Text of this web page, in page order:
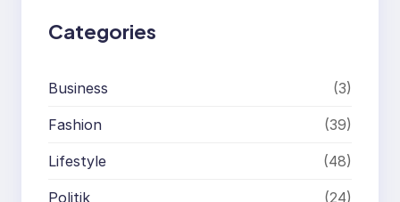
Categories
Business (3)
Fashion (39)
Lifestyle (48)
Politik (24)